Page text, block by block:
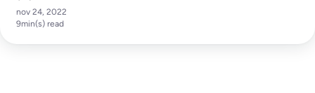
nov 24, 2022
9min(s) read